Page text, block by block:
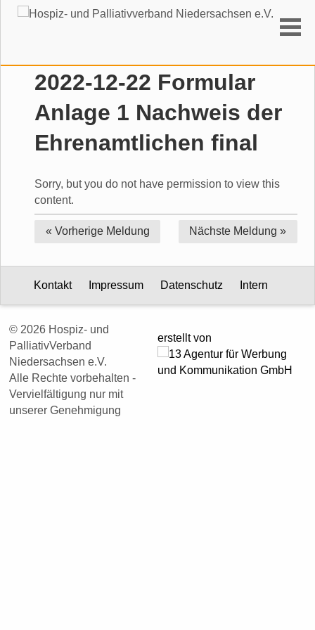
Suchen
2022-12-22 Formular
Anlage 1 Nachweis der
Ehrenamtlichen final
Sorry, but you do not have permission to view this
content.
« Vorherige Meldung Nächste Meldung »
Kontakt Impressum Datenschutz Intern
© 2026 Hospiz- und
PalliativVerband
Niedersachsen e.V.
Alle Rechte vorbehalten -
Vervielfältigung nur mit
unserer Genehmigung
erstellt von